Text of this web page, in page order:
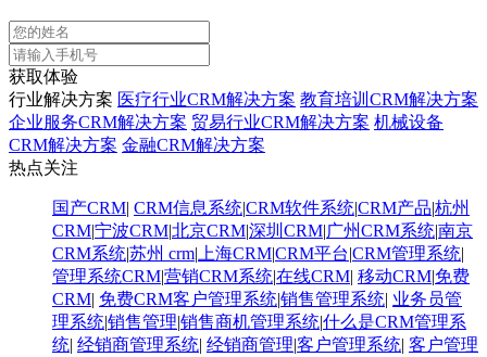
获取体验
行业解决方案 医疗行业CRM解决方案 教育培训CRM解决方案
企业服务CRM解决方案 贸易行业CRM解决方案 机械设备
CRM解决方案 金融CRM解决方案
热点关注
国产CRM| CRM信息系统|CRM软件系统|CRM产品|杭州
CRM|宁波CRM|北京CRM|深圳CRM|广州CRM系统|南京
CRM系统|苏州 crm| 上海CRM|CRM平台|CRM管理系统|
管理系统CRM|营销CRM系统|在线CRM| 移动CRM|免费
CRM| 免费CRM客户管理系统|销售管理系统| 业务员管
理系统|销售管理|销售商机管理系统|什么是CRM管理系
统| 经销商管理系统| 经销商管理|客户管理系统| 客户管理